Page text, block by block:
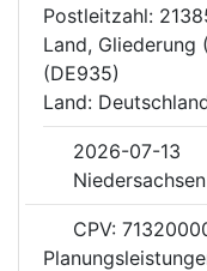
Postleitzahl:
Land, Gliederung
(DE935)
Land:
2026-07-13
Niedersachsen
CPV: